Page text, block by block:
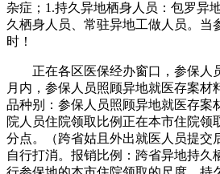
杂症；1.持久异地栖身人员：包罗异
久栖身人员、常驻异地工做人员。当
时！
正在各区医保经办窗口，参保人
月内，参保人员照顾异地就医存案材
品种别：参保人员照顾异地就医存案
院人员住院领取比例正在本市住院领
分点。（跨省姑且外出就医人员提交
自行打消。报销比例：跨省异地持久